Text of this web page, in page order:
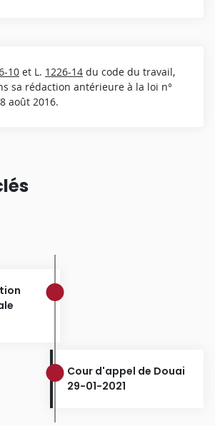
10 et L. 1226-14 du code du travail,
sa rédaction antérieure à la loi n°
août 2016.
Cour d'appel de Douai
29-01-2021